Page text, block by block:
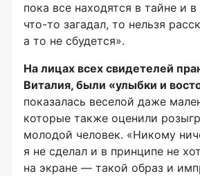
пока все находятся в тайне и
что-то загадал, то нельзя
а то не сбудется».
На лицах всех свидетелей
Виталия, были «улыбки и
показалась веселой даже
которые также оценили
молодой человек. «Никому
я не сделал и в принципе не
на экране — такой образ и